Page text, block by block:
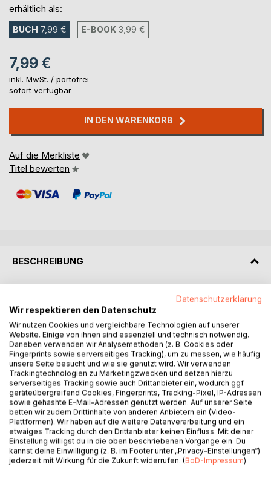
erhältlich als:
BUCH 7,99 € E-BOOK 3,99 €
7,99 €
inkl. MwSt. / portofrei
sofort verfügbar
IN DEN WARENKORB
Auf die Merkliste
Titel bewerten
BESCHREIBUNG
Paul Friedrich (Friedrich ist der zweite Vorname) erlebt sich
in der Schule als Außenseiter. Er kann mit den Anderen
nicht mithalten, wirkt unbeholfen und ungeschickt. Das
Lernen fällt ihm sehr schwer. Außerdem wird Paul oft
gehänselt oder sogar gemobbt. Muss er ab der 3. Klasse in
eine Förderschule gehen? Kann er im Gemeinsamen
Unterricht an seiner Grundschule ausreichend gefördert
werden, sodass er wieder Freude am Lernen hat?
Wie es durch gemeinsames Handeln von Eltern,
Lehrerinnen und Kindern gelingt, dass sich niemand in der
Klasse ausgegrenzt fühlt und auch Paul Lernfortschritte
erzielen kann, erfahrt ihr in meiner Geschichte.
Das Buch "Paul der Tollpatsch" ist für Schüler ab der 2.
Klasse und ihre Eltern, am besten zum gemeinsamen
Datenschutzerklärung
Wir respektieren den Datenschutz
Wir nutzen Cookies und vergleichbare Technologien auf unserer
Website. Einige von ihnen sind essenziell und technisch notwendig.
Daneben verwenden wir Analysemethoden (z. B. Cookies oder
Fingerprints sowie serverseitiges Tracking), um zu messen, wie häufig
unsere Seite besucht und wie sie genutzt wird. Wir verwenden
Trackingtechnologien zu Marketingzwecken und setzen hierzu
serverseitiges Tracking sowie auch Drittanbieter ein, wodurch ggf.
geräteübergreifend Cookies, Fingerprints, Tracking-Pixel, IP-Adressen
sowie gehashte E-Mail-Adressen genutzt werden. Auf unserer Seite
betten wir zudem Drittinhalte von anderen Anbietern ein (Video-
Plattformen). Wir haben auf die weitere Datenverarbeitung und ein
etwaiges Tracking durch den Drittanbieter keinen Einfluss. Mit deiner
Einstellung willigst du in die oben beschriebenen Vorgänge ein. Du
kannst deine Einwilligung (z. B. im Footer unter „Privacy-Einstellungen“)
jederzeit mit Wirkung für die Zukunft widerrufen. (BoD-Impressum)